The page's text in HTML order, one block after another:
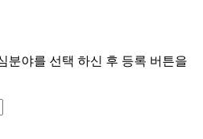
분야를 선택 하신 후 등록 버튼을